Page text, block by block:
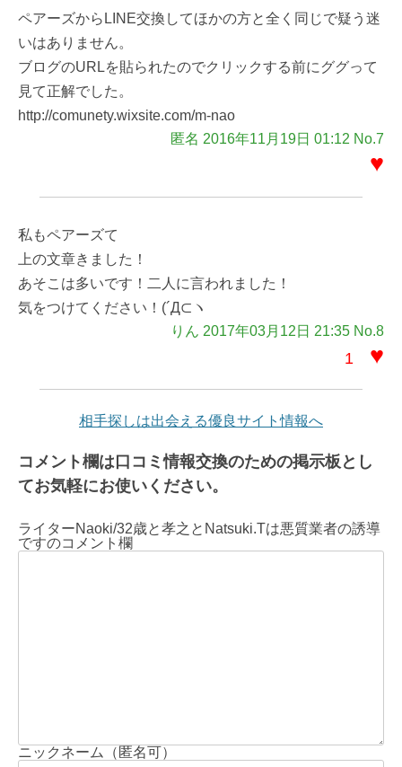
ペアーズからLINE交換してほかの方と全く同じで疑う迷
いはありません。
ブログのURLを貼られたのでクリックする前にググって
見て正解でした。
http://comunety.wixsite.com/m-nao
匿名 2016年11月19日 01:12 No.7
♥
私もペアーズて
上の文章きました！
あそこは多いです！二人に言われました！
気をつけてください！(´Д⊂ヽ
りん 2017年03月12日 21:35 No.8
1 ♥
相手探しは出会える優良サイト情報へ
コメント欄は口コミ情報交換のための掲示板とし
てお気軽にお使いください。
ライターNaoki/32歳と孝之とNatsuki.Tは悪質業者の誘導
ですのコメント欄
ニックネーム（匿名可）